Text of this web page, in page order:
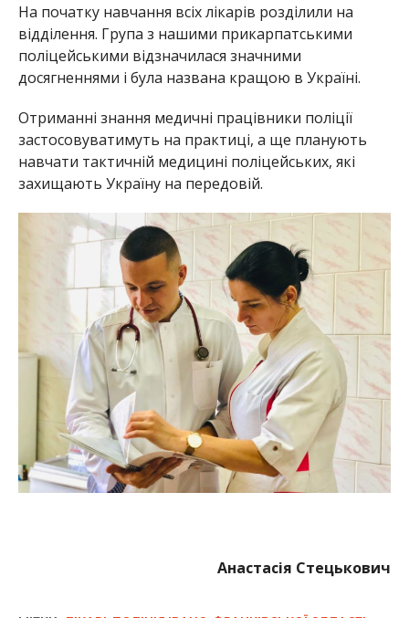
На початку навчання всіх лікарів розділили на
відділення. Група з нашими прикарпатськими
поліцейськими відзначилася значними
досягненнями і була названа кращою в Україні.
Отриманні знання медичні працівники поліції
застосовуватимуть на практиці, а ще планують
навчати тактичній медицині поліцейських, які
захищають Україну на передовій.
Анастасія Стецькович